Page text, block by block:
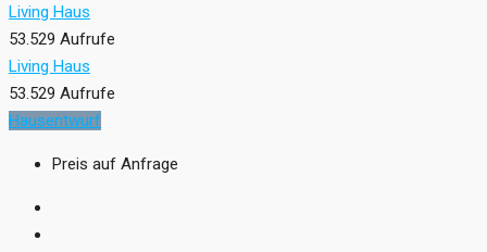
Living Haus
53.529 Aufrufe
Living Haus
53.529 Aufrufe
Hausentwurf
Preis auf Anfrage